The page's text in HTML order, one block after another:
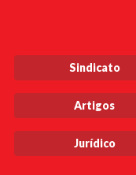
Sindicato
Artigos
Jurídico